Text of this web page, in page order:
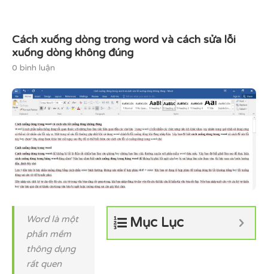
Cách xuống dòng trong word và cách sửa lỗi
xuống dòng không đúng
0 bình luận
Mục Lục
Word là một
phần mềm
thông dụng
rất quen